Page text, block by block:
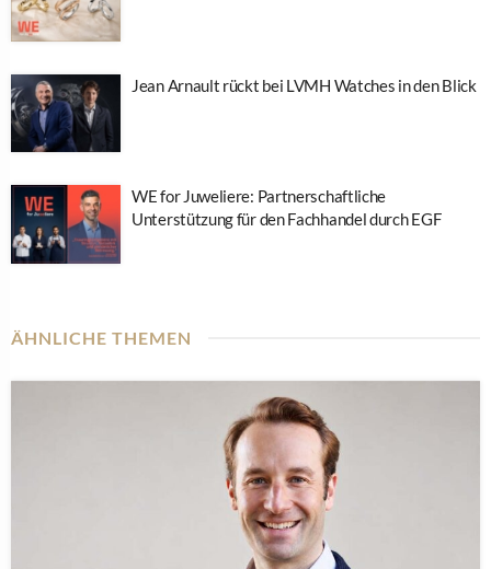
Jean Arnault rückt bei LVMH Watches in den Blick
WE for Juweliere: Partnerschaftliche
Unterstützung für den Fachhandel durch EGF
ÄHNLICHE THEMEN